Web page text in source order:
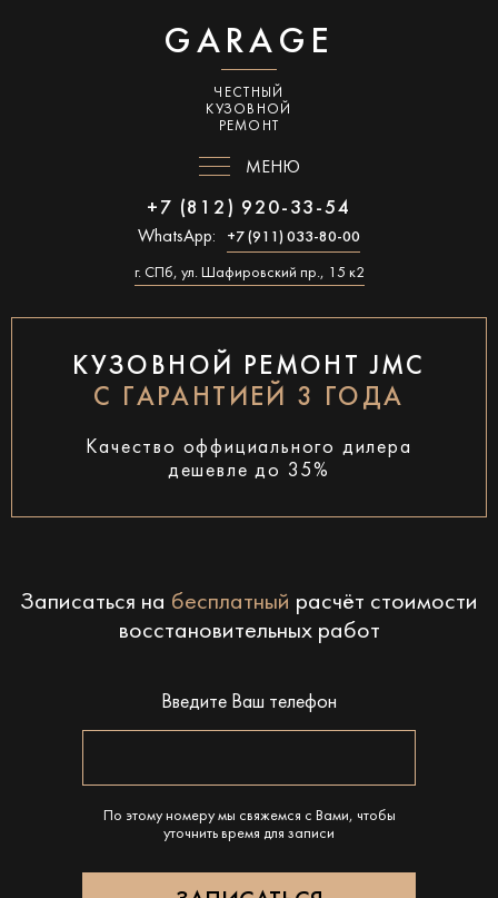
GARAGE
ЧЕСТНЫЙ
КУЗОВНОЙ
РЕМОНТ
МЕНЮ
+7 (812) 920-33-54
WhatsApp: +7 (911) 033-80-00
г. СПб, ул. Шафировский пр., 15 к2
КУЗОВНОЙ РЕМОНТ JMC
С ГАРАНТИЕЙ 3 ГОДА
Качество оффициального дилера
дешевле до 35%
Записаться на бесплатный расчёт стоимости
восстановительных работ
Введите Ваш телефон
По этому номеру мы свяжемся с Вами, чтобы
уточнить время для записи